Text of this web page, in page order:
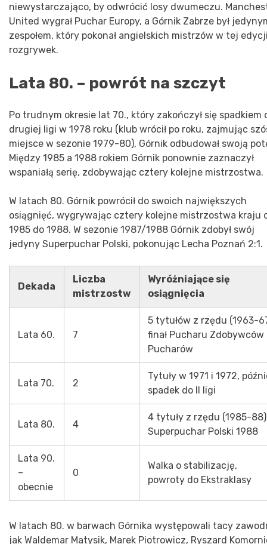
niewystarczająco, by odwrócić losy dwumeczu.
United wygrał Puchar Europy, a Górnik Zabrze był
zespołem, który pokonał angielskich mistrzów w tej
rozgrywek.
Lata 80. – powrót na szczyt
Po trudnym okresie lat 70., który zakończył się spadkiem
drugiej ligi w 1978 roku (klub wrócił po roku, zajmując
miejsce w sezonie 1979-80), Górnik odbudował swoją
Między 1985 a 1988 rokiem Górnik ponownie zaznaczył
wspaniałą serię, zdobywając cztery kolejne mistrzostwa.
W latach 80. Górnik powrócił do swoich największych
osiągnięć, wygrywając cztery kolejne mistrzostwa kraju
1985 do 1988. W sezonie 1987/1988 Górnik zdobył swój
jedyny Superpuchar Polski, pokonując Lecha Poznań 2:1.
Dekada
Liczba
mistrzostw
Wyróżniające się
osiągnięcia
Lata 60. 7
5 tytułów z rzędu (1963-
finał Pucharu Zdobywców
Pucharów
Lata 70. 2
Tytuły w 1971 i 1972,
spadek do II ligi
Lata 80. 4
4 tytuły z rzędu (1985-
Superpuchar Polski 1988
Lata 90.
–
obecnie
0
Walka o stabilizację,
powroty do Ekstraklasy
W latach 80. w barwach Górnika występowali tacy
jak Waldemar Matysik, Marek Piotrowicz, Ryszard